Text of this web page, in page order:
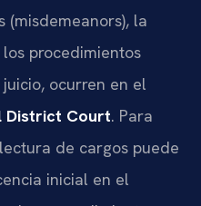
(misdemeanors), la
procedimientos
ocurren en el
District Court. Para
de cargos puede
inicial en el